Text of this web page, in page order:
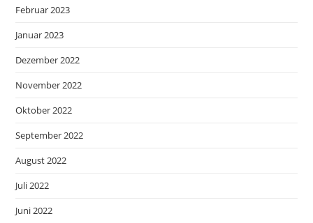
Februar 2023
Januar 2023
Dezember 2022
November 2022
Oktober 2022
September 2022
August 2022
Juli 2022
Juni 2022